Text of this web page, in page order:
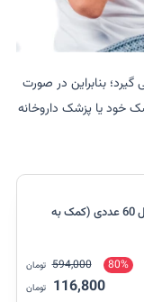
گیرد؛ بنابراین در صورت
خود یا پزشک داروخانه
قرص ویتامین B2 یوروویتال 60 عددی (کمک به
80%
594,000 تومان
116,800 تومان